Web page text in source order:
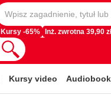
Kursy -65% Inż. zwrotna 39,90 zł
Kursy video